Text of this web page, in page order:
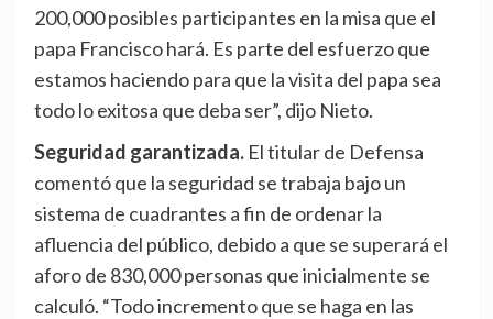
200,000 posibles participantes en la misa que el
papa Francisco hará. Es parte del esfuerzo que
estamos haciendo para que la visita del papa sea
todo lo exitosa que deba ser”, dijo Nieto.
Seguridad garantizada.El titular de Defensa
comentó que la seguridad se trabaja bajo un
sistema de cuadrantes a fin de ordenar la
afluencia del público, debido a que se superará el
aforo de 830,000 personas que inicialmente se
calculó. “Todo incremento que se haga en las